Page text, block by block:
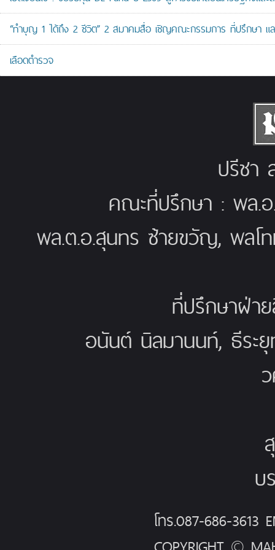
“ทำบุญ 1 ได้ถึง 2 ชีวิต” 2 สมาคมสื่อ เชิญคณะกรรมการ ที่ปรึกษา แ
เลือดตำรวจ
ปรีชา
คณะที่ปรึกษา : พล.
พล.ต.อ.สุนทร ซ้ายขวัญ, พล
ที่ปรึกษาฝ่า
อนันต์ นิลมานนท์, ธีร
บ
โทร.087-686-3613